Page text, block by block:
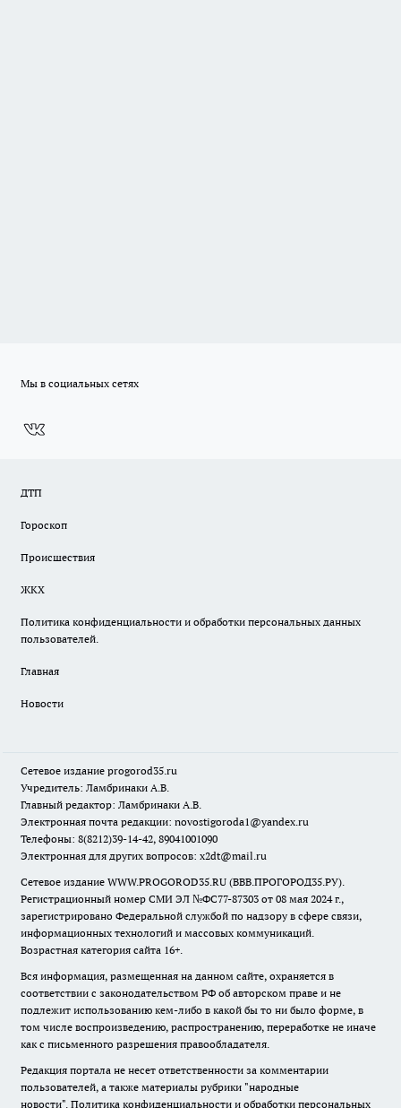
Мы в социальных сетях
ДТП
Гороскоп
Происшествия
ЖКХ
Политика конфиденциальности и обработки персональных данных
пользователей.
Главная
Новости
Сетевое издание progorod35.ru
Учредитель: Ламбринаки А.В.
Главный редактор: Ламбринаки А.В.
Электронная почта редакции: novostigoroda1@yandex.ru
Телефоны: 8(8212)39-14-42, 89041001090
Электронная для других вопросов: x2dt@mail.ru
Сетевое издание WWW.PROGOROD35.RU (ВВВ.ПРОГОРОД35.РУ).
Регистрационный номер СМИ ЭЛ №ФС77-87303 от 08 мая 2024 г.,
зарегистрировано Федеральной службой по надзору в сфере связи,
информационных технологий и массовых коммуникаций.
Возрастная категория сайта 16+.
Вся информация, размещенная на данном сайте, охраняется в
соответствии с законодательством РФ об авторском праве и не
подлежит использованию кем-либо в какой бы то ни было форме, в
том числе воспроизведению, распространению, переработке не иначе
как с письменного разрешения правообладателя.
Редакция портала не несет ответственности за комментарии
пользователей, а также материалы рубрики "народные
новости". Политика конфиденциальности и обработки персональных